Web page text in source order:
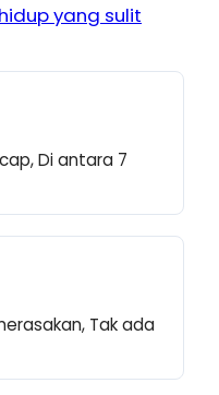
yang sulit
Di antara 7
Tak ada